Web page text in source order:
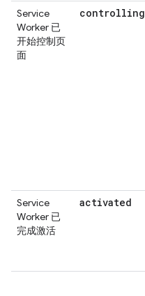
Service
Worker 已
开始控制页
面
controlling
Service
Worker 已
完成激活
activated